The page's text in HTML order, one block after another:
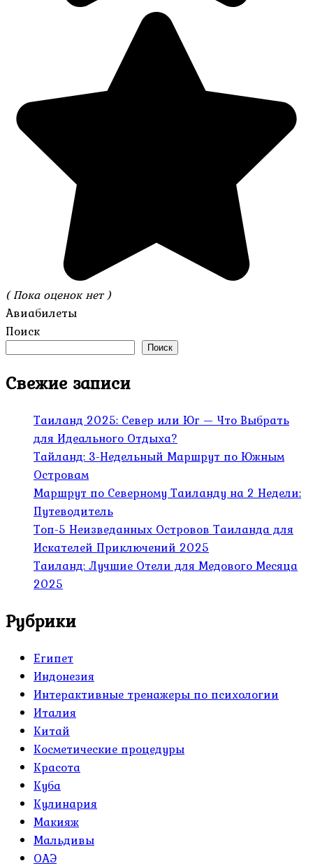
( Пока оценок нет )
Авиабилеты
Поиск
Поиск
Свежие записи
Таиланд 2025: Север или Юг — Что Выбрать
для Идеального Отдыха?
Тайланд: 3-Недельный Маршрут по Южным
Островам
Маршрут по Северному Таиланду на 2 Недели:
Путеводитель
Топ-5 Неизведанных Островов Таиланда для
Искателей Приключений 2025
Таиланд: Лучшие Отели для Медового Месяца
2025
Рубрики
Египет
Индонезия
Интерактивные тренажеры по психологии
Италия
Китай
Косметические процедуры
Красота
Куба
Кулинария
Макияж
Мальдивы
ОАЭ